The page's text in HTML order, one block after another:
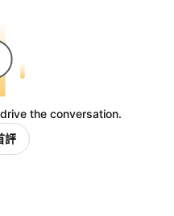
the conversation.
評